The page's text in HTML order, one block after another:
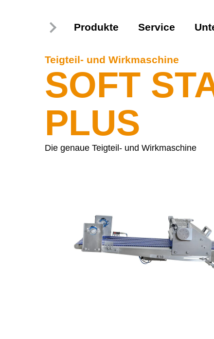
Produkte Service
Teigteil- und Wirkmaschine
SOFT
PLUS
Die genaue Teigteil- und Wirkmaschine